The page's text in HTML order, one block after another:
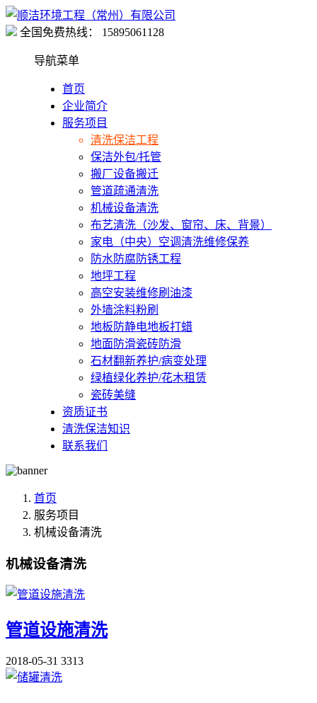
全国免费热线： 15895061128
导航菜单
首页
企业简介
服务项目
清洗保洁工程
保洁外包/托管
搬厂设备搬迁
管道疏通清洗
机械设备清洗
布艺清洗（沙发、窗帘、床、背景）
家电（中央）空调清洗维修保养
防水防腐防锈工程
地坪工程
高空安装维修刷油漆
外墙涂料粉刷
地板防静电地板打蜡
地面防滑瓷砖防滑
石材翻新养护/病变处理
绿植绿化养护/花木租赁
瓷砖美缝
资质证书
清洗保洁知识
联系我们
首页
服务项目
机械设备清洗
机械设备清洗
管道设施清洗
2018-05-31 3313